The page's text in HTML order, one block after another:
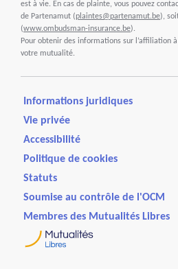
est à vie. En cas de plainte, vous pouvez
de Partenamut (plaintes@partenamut.be),
(www.ombudsman-insurance.be).
Pour obtenir des informations sur l’affiliation
votre mutualité.
Informations juridiques
Vie privée
Accessibilité
Politique de cookies
Statuts
Soumise au contrôle de l'OCM
Membres des Mutualités Libres